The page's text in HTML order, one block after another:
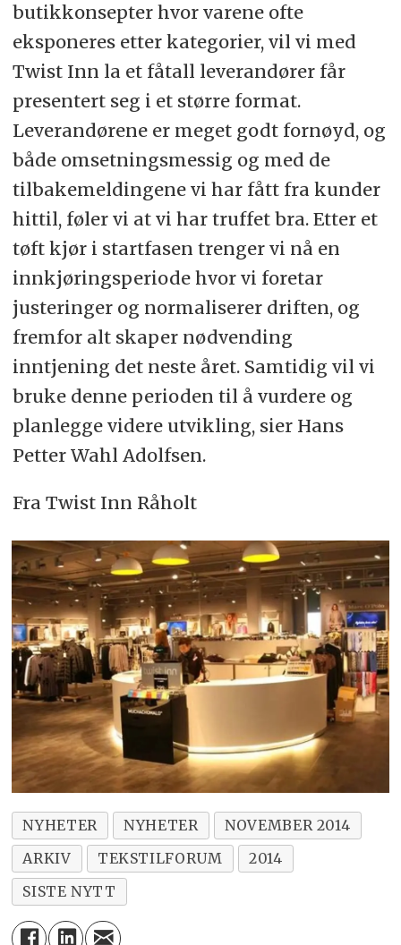
butikkonsepter hvor varene ofte
eksponeres etter kategorier, vil vi med
Twist Inn la et fåtall leverandører får
presentert seg i et større format.
Leverandørene er meget godt fornøyd, og
både omsetningsmessig og med de
tilbakemeldingene vi har fått fra kunder
hittil, føler vi at vi har truffet bra. Etter et
tøft kjør i startfasen trenger vi nå en
innkjøringsperiode hvor vi foretar
justeringer og normaliserer driften, og
fremfor alt skaper nødvending
inntjening det neste året. Samtidig vil vi
bruke denne perioden til å vurdere og
planlegge videre utvikling, sier Hans
Petter Wahl Adolfsen.
Fra Twist Inn Råholt
NYHETER NYHETER
NOVEMBER 2014
ARKIV
TEKSTILFORUM
2014
SISTE NYTT